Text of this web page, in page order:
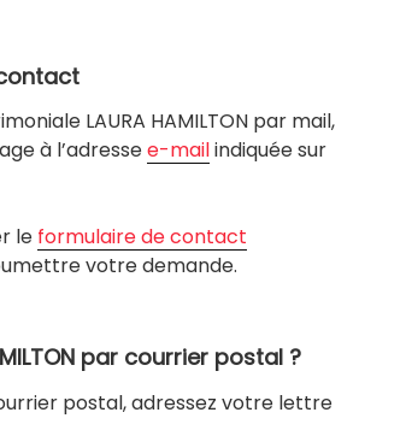
LAURA HAMILTON par mail,
à l’adressee-mailindiquée sur
le formulaire de contact
votre demande.
par courrier postal ?
postal, adressez votre lettre